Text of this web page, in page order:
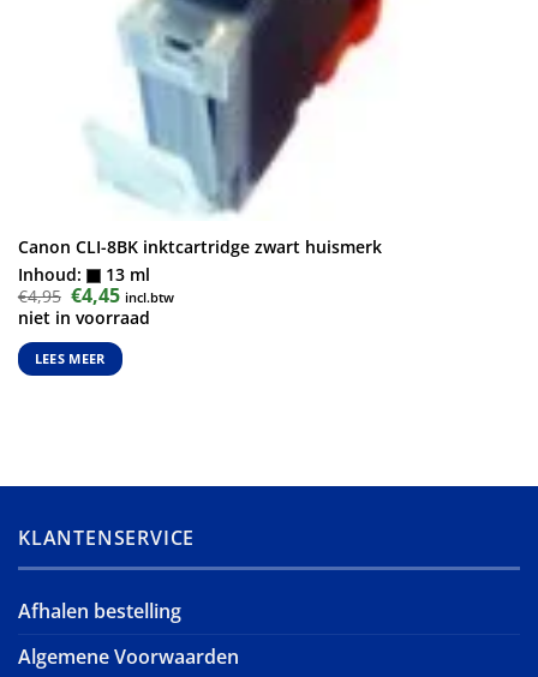
Canon CLI-8BK inktcartridge zwart huismerk
Inhoud:
13 ml
€4,95 Oorspronkelijke
prijs
was:
€4,95.
€4,45Huidige
prijs
is:
incl.btw
niet in voorraad
LEES MEER
KLANTENSERVICE
Afhalen bestelling
Algemene Voorwaarden